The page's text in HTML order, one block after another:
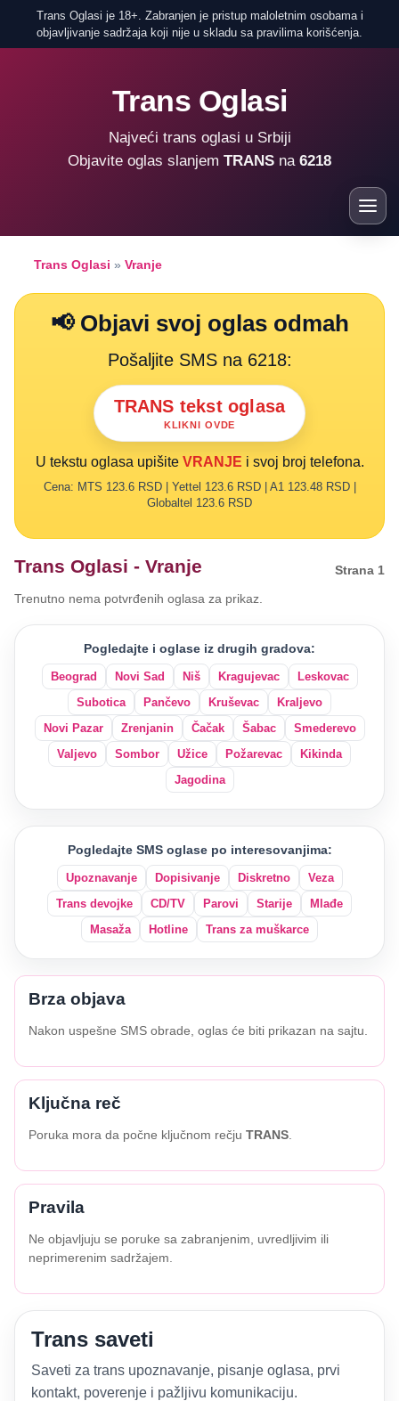
Trans Oglasi je 18+. Zabranjen je pristup maloletnim osobama i
objavljivanje sadržaja koji nije u skladu sa pravilima korišćenja.
Trans Oglasi
Najveći trans oglasi u Srbiji
Objavite oglas slanjem TRANS na 6218
Trans Oglasi » Vranje
📢 Objavi svoj oglas odmah
Pošaljite SMS na 6218:
TRANS tekst oglasa
KLIKNI OVDE
U tekstu oglasa upišite VRANJE i svoj broj telefona.
Cena: MTS 123.6 RSD | Yettel 123.6 RSD | A1 123.48 RSD |
Globaltel 123.6 RSD
Trans Oglasi - Vranje
Strana 1
Trenutno nema potvrđenih oglasa za prikaz.
Pogledajte i oglase iz drugih gradova:
Beograd Novi Sad Niš Kragujevac
Leskovac
Subotica
Pančevo Kruševac
Kraljevo
Novi Pazar
Zrenjanin Čačak Šabac
Smederevo
Valjevo
Sombor Užice Požarevac
Kikinda
Jagodina
Pogledajte SMS oglase po interesovanjima:
Upoznavanje Dopisivanje Diskretno
Veza
Trans devojke
CD/TV Parovi Starije
Mlađe
Masaža
Hotline Trans za muškarce
Brza objava
Nakon uspešne SMS obrade, oglas će biti prikazan na sajtu.
Ključna reč
Poruka mora da počne ključnom rečju TRANS
Pravila
Ne objavljuju se poruke sa zabranjenim, uvredljivim ili
neprimerenim sadržajem.
Trans saveti
Saveti za trans upoznavanje, pisanje oglasa, prvi
kontakt, poverenje i pažljivu komunikaciju.